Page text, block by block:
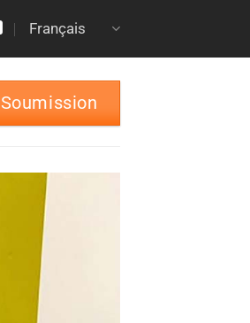
Français
Soumission